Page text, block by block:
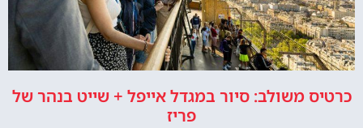
כרטיס משולב: סיור במגדל אייפל + שייט בנהר של
פריז